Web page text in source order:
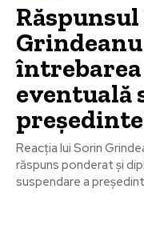
eventuală
Reacția lui Sorin
răspuns ponderat și
suspendare a